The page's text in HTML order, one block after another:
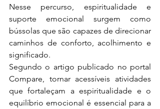
Nesse percurso, espiritualidade e
suporte emocional surgem como
bússolas que são capazes de direcionar
caminhos de conforto, acolhimento e
significado.
Segundo o artigo publicado no portal
Compare, tornar acessíveis atividades
que fortaleçam a espiritualidade e o
equilíbrio emocional é essencial para a